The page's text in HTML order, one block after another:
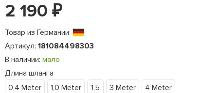
2 190 ₽
Товар из Германии
Артикул: 181084498303
В наличии: мало
Длина шланга
0,4 Meter
1,0 Meter 1,5 3 Meter
4 Meter